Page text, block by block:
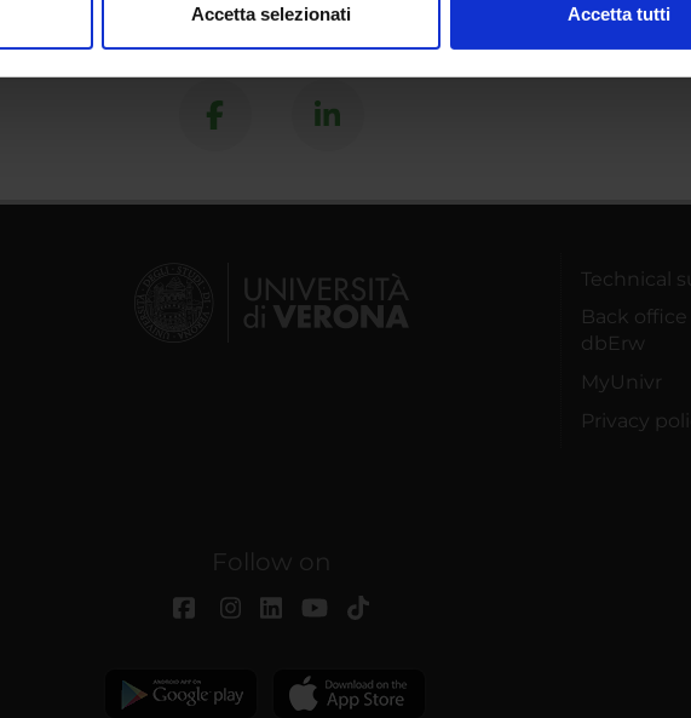
Accetta selezionati Accetta tutti
Share
Technical
Back office
dbErw
MyUnivr
Privacy
Follow on